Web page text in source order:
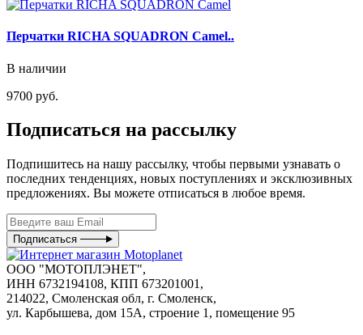
Перчатки RICHA SQUADRON Camel..
В наличии
9700 руб.
Подписаться на рассылку
Подпишитесь на нашу рассылку, чтобы первыми узнавать о
последних тенденциях, новых поступлениях и эксклюзивных
предложениях. Вы можете отписаться в любое время.
Подписаться
ООО "МОТОПЛЭНЕТ",
ИНН 6732194108, КПП 673201001,
214022, Смоленская обл, г. Смоленск,
ул. Карбышева, дом 15А, строение 1, помещение 95